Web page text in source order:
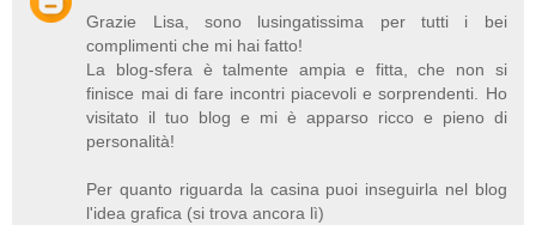
Grazie Lisa, sono lusingatissima per tutti i bei
complimenti che mi hai fatto!
La blog-sfera è talmente ampia e fitta, che non si
finisce mai di fare incontri piacevoli e sorprendenti. Ho
visitato il tuo blog e mi è apparso ricco e pieno di
personalità!
Per quanto riguarda la casina puoi inseguirla nel blog
l'idea grafica (si trova ancora lì)